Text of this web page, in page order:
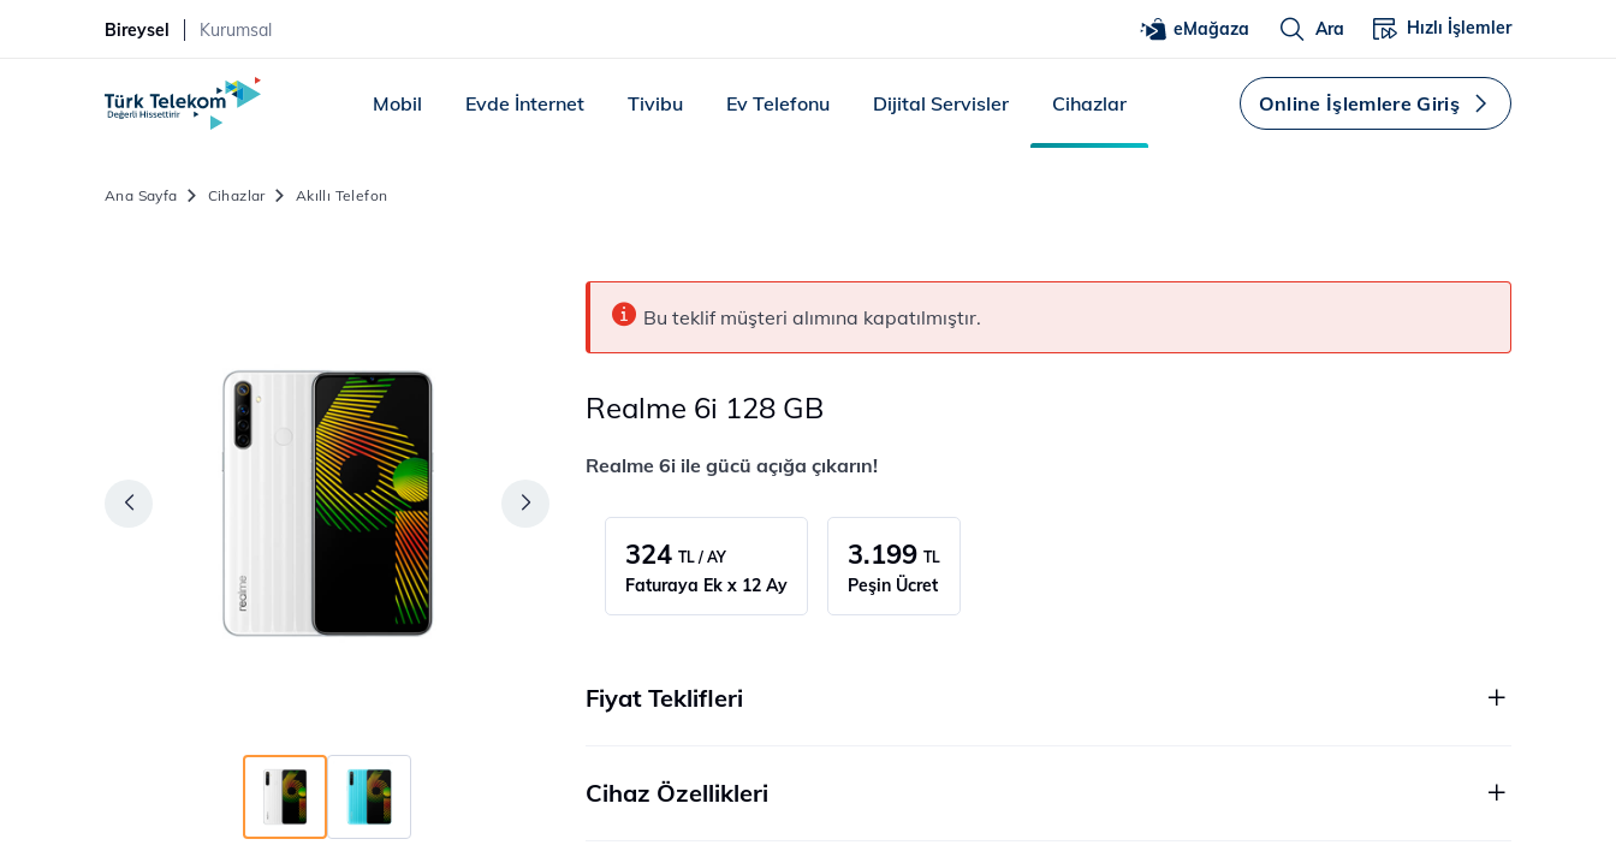
Bireysel Kurumsal eMağaza Ara Hızlı İşlemler
Mobil Evde İnternet Tivibu Ev Telefonu Dijital Servisler Cihazlar Online İşlemlere Giriş
Ana Sayfa Cihazlar Akıllı Telefon
Bu teklif müşteri alımına kapatılmıştır.
Realme 6i 128 GB
Realme 6i ile gücü açığa çıkarın!
324 TL / AY
Faturaya Ek x 12 Ay
3.199 TL
Peşin Ücret
Fiyat Teklifleri
Cihaz Özellikleri